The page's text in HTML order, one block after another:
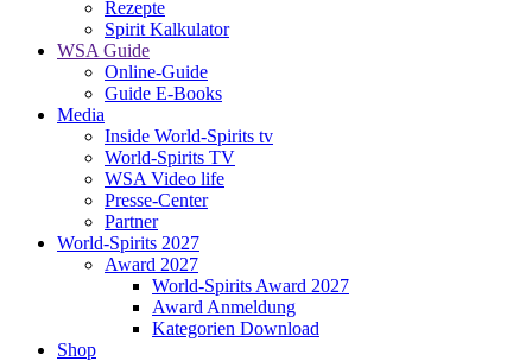
Rezepte
Spirit Kalkulator
WSA Guide
Online-Guide
Guide E-Books
Media
Inside World-Spirits tv
World-Spirits TV
WSA Video life
Presse-Center
Partner
World-Spirits 2027
Award 2027
World-Spirits Award 2027
Award Anmeldung
Kategorien Download
Shop